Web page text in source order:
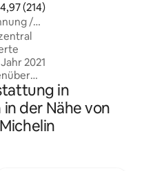
Bewertung:
4,97 (214)
/
2021
zu
überraschen ...
Grüße!
in
der Nähe von